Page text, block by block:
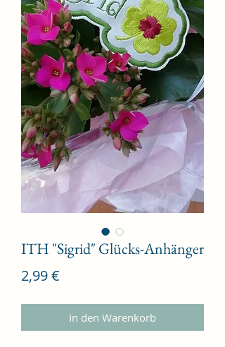
ITH "Sigrid" Glücks-Anhänger
2,99 €
In den Warenkorb